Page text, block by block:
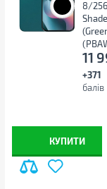
8/
11
+371
балів
КУПИТИ